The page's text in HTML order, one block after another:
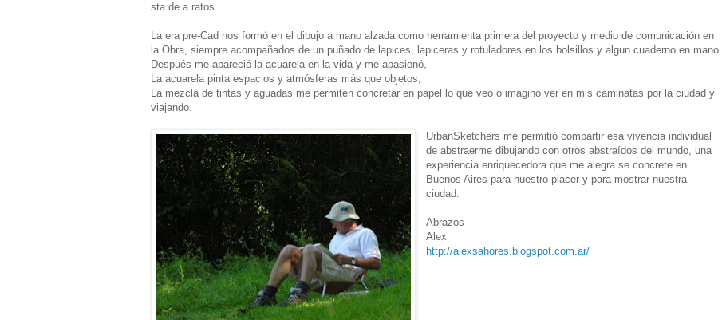
sta de a ratos.
La era pre-Cad nos formó en el dibujo a mano alzada como herramienta primera del proyecto y medio de comunicación en
la Obra, siempre acompañados de un puñado de lapices, lapiceras y rotuladores en los bolsillos y algun cuaderno en mano.
Después me apareció la acuarela en la vida y me apasionó,
La acuarela pinta espacios y atmósferas más que objetos,
La mezcla de tintas y aguadas me permiten concretar en papel lo que veo o imagino ver en mis caminatas por la ciudad y
viajando.
UrbanSketchers me permitió compartir esa vivencia individual
de abstraerme dibujando con otros abstraídos del mundo, una
experiencia enriquecedora que me alegra se concrete en
Buenos Aires para nuestro placer y para mostrar nuestra
ciudad.
Abrazos
Alex
http://alexsahores.blogspot.com.ar/